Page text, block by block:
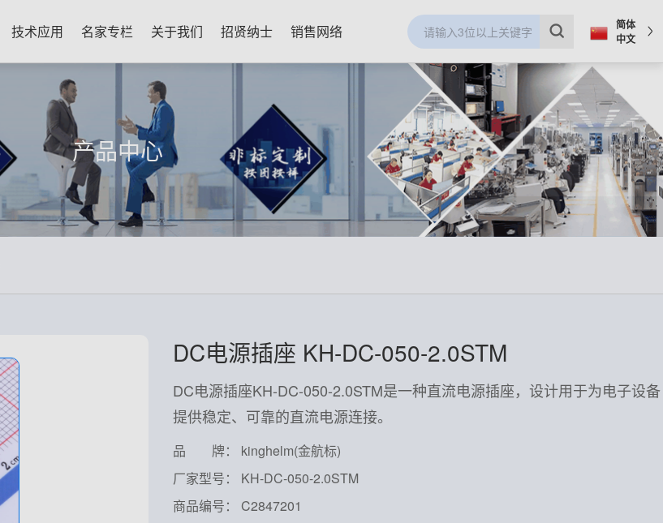
技术应用 名家专栏 关于我们 招贤纳士 销售网络
简体
中文
产品中心
DC电源插座 KH-DC-050-2.0STM
DC电源插座KH-DC-050-2.0STM是一种直流电源插座，设计用于为电子设备
提供稳定、可靠的直流电源连接。
品 牌： kinghelm(金航标)
厂家型号： KH-DC-050-2.0STM
商品编号： C2847201